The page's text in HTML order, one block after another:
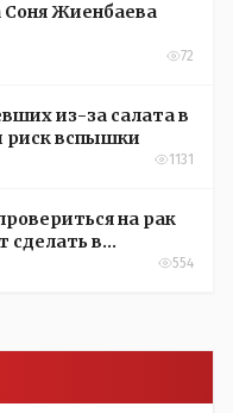
Соня Жиенбаева
72
из-за салата в
риск вспышки
1131
на рак
сделать в
554